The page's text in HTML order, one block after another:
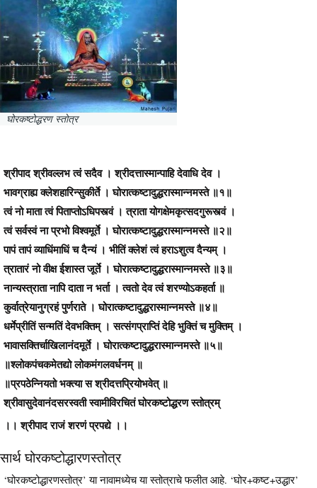
घोरकष्टोद्धरण स्तोत्र
श्रीपाद श्रीवल्लभ त्वं सदैव । श्रीदत्तास्मान्पाहि देवाधि देव ।
भावग्राह्य क्लेशहारिन्सुकीर्ते । घोरात्कष्टादुद्धरास्मान्नमस्ते ॥१॥
त्वं नो माता त्वं पिताप्तोऽधिपस्त्वं । त्राता योगक्षेमकृत्सदगुरूस्त्वं ।
त्वं सर्वस्वं ना प्रभो विश्वमूर्ते । घोरात्कष्टादुद्धरास्मान्नमस्ते ॥२॥
पापं तापं व्याधिंमाधिं च दैन्यं । भीतिं क्लेशं त्वं हराऽशुत्व दैन्यम् ।
त्रातारं नो वीक्ष ईशास्त जूर्ते । घोरात्कष्टादुद्धरास्मान्नमस्ते ॥३॥
नान्यस्त्राता नापि दाता न भर्ता । त्वतो देव त्वं शरण्योऽकहर्ता ॥
कुर्वात्रेयानुग्रहं पुर्णराते । घोरात्कष्टादुद्धरास्मान्नमस्ते ॥४॥
धर्मेप्रीतिं सन्मतिं देवभक्तिम् । सत्संगप्राप्तिं देहि भुक्तिं च मुक्तिम् ।
भावासक्तिर्चाखिलानंदमूर्ते । घोरात्कष्टादुद्धरास्मान्नमस्ते ॥५॥
॥श्लोकपंचकमेतद्यो लोकमंगलवर्धनम् ॥
॥प्रपठेन्नियतो भक्त्या स श्रीदत्तप्रियोभवेत् ॥
श्रीवासुदेवानंदसरस्वती स्वामीविरचितं घोरकष्टोद्धरण स्तोत्रम्
।। श्रीपाद राजं शरणं प्रपद्ये ।।
सार्थ घोरकष्टोद्धारणस्तोत्र
‘घोरकष्टोद्धारणस्तोत्र’ या नावामध्येच या स्तोत्राचे फलीत आहे. ‘घोर+कष्ट+उद्धार’